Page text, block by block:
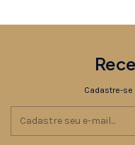
Cadastre-